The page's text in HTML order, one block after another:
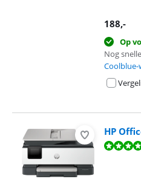
188,-
Op
Nog
Coolblue-
HP
Beoordeling is 8,0 van de 10,